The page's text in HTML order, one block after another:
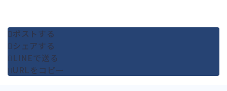
ポストする
シェアする
LINEで送る
URLをコピー